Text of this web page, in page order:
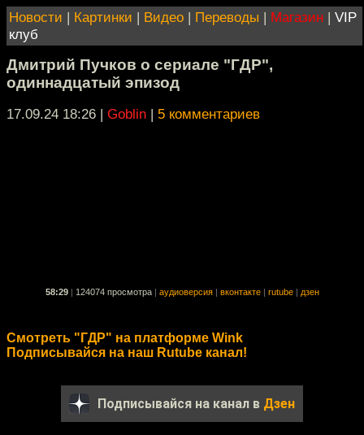
Новости | Картинки | Видео | Переводы | Магазин | VIP
клуб
Дмитрий Пучков о сериале "ГДР",
одиннадцатый эпизод
17.09.24 18:26 | Goblin | 5 комментариев
58:29 124074 просмотра аудиоверсия вконтакте rutube дзен
Смотреть "ГДР" на платформе Wink
Подписывайся на наш Rutube канал!
Подписывайся на канал в Дзен